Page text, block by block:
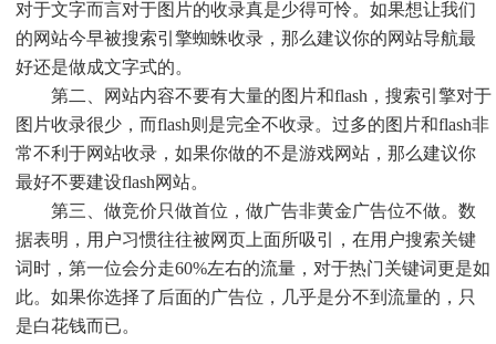
对于文字而言对于图片的收录真是少得可怜。如果想让我们
的网站今早被搜索引擎蜘蛛收录，那么建议你的网站导航最
好还是做成文字式的。
第二、网站内容不要有大量的图片和flash，搜索引擎对于
图片收录很少，而flash则是完全不收录。过多的图片和flash非
常不利于网站收录，如果你做的不是游戏网站，那么建议你
最好不要建设flash网站。
第三、做竞价只做首位，做广告非黄金广告位不做。数
据表明，用户习惯往往被网页上面所吸引，在用户搜索关键
词时，第一位会分走60%左右的流量，对于热门关键词更是如
此。如果你选择了后面的广告位，几乎是分不到流量的，只
是白花钱而已。